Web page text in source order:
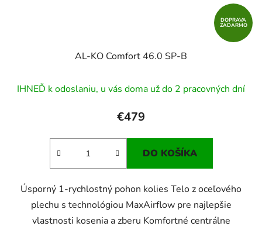
DOPRAVA
ZADARMO
AL-KO Comfort 46.0 SP-B
IHNEĎ k odoslaniu, u vás doma už do 2 pracovných dní
€479
DO KOŠÍKA
Úsporný 1-rychlostný pohon kolies Telo z oceľového
plechu s technológiou MaxAirflow pre najlepšie
vlastnosti kosenia a zberu Komfortné centrálne